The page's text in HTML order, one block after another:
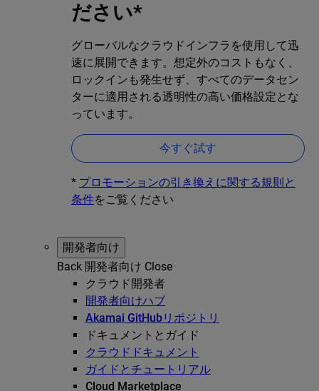
ださい*
グローバルなクラウドインフラを使用して迅
速に展開できます。想定外のコストもなく、
ロックインも発生せず、すべてのデータセン
ターに適用される透明性の高い価格設定とな
っています。
今すぐ試す
* プロモーションの引き換えに関する規則と
条件をご覧ください
開発者向け
Back 開発者向け Close
クラウド開発者
開発者向けハブ
Akamai GitHubリポジトリ
ドキュメントとガイド
クラウドドキュメント
ガイドとチュートリアル
Cloud Marketplace